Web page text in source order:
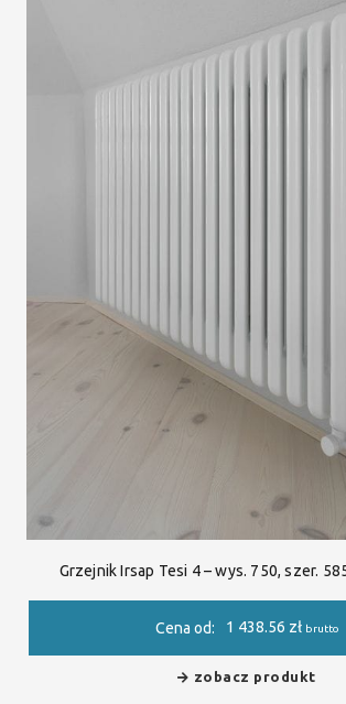
Grzejnik Irsap Tesi 4 – wys. 750, szer.
Cena od: 1 438.56 zł brutto
zobacz produkt